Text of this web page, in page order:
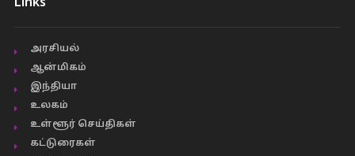
Links
அரசியல்
ஆன்மிகம்
இந்தியா
உலகம்
உள்ளூர் செய்திகள்
கட்டுரைகள்